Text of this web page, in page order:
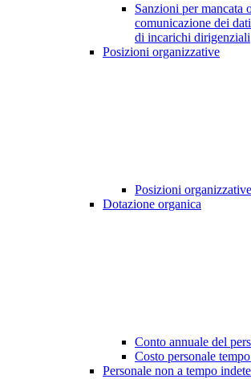
Sanzioni per mancata
comunicazione dei
di incarichi dirigenziali
Posizioni organizzative
Posizioni organizzative
Dotazione organica
Conto annuale del
Costo personale
Personale non a tempo